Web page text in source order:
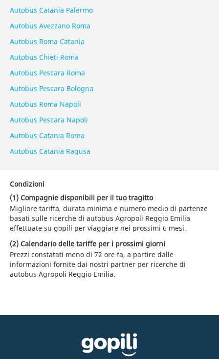
Autobus Catania Palermo
Autobus Avezzano Roma
Autobus Roma Catania
Autobus Chieti Roma
Autobus Pescara Roma
Autobus Pescara Bologna
Autobus Roma Napoli
Autobus Pescara Napoli
Autobus Catania Roma
Autobus Catania Ragusa
Condizioni
(1) Compagnie disponibili per il tuo tragitto
Migliore tariffa, durata minima e numero medio di partenze
basati sulle ricerche di autobus Agropoli Reggio Emilia
effettuate su gopili per viaggiare nei prossimi 6 mesi.
(2) Calendario delle tariffe per i prossimi giorni
Prezzi constatati meno di 72 ore fa, a partire dalle
informazioni fornite dai nostri partner per ricerche di
autobus Agropoli Reggio Emilia.